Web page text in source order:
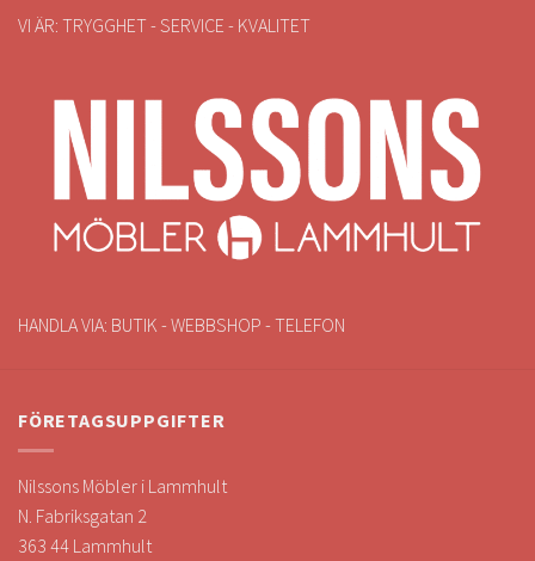
VI ÄR: TRYGGHET - SERVICE - KVALITET
HANDLA VIA: BUTIK - WEBBSHOP - TELEFON
FÖRETAGSUPPGIFTER
Nilssons Möbler i Lammhult
N. Fabriksgatan 2
363 44 Lammhult